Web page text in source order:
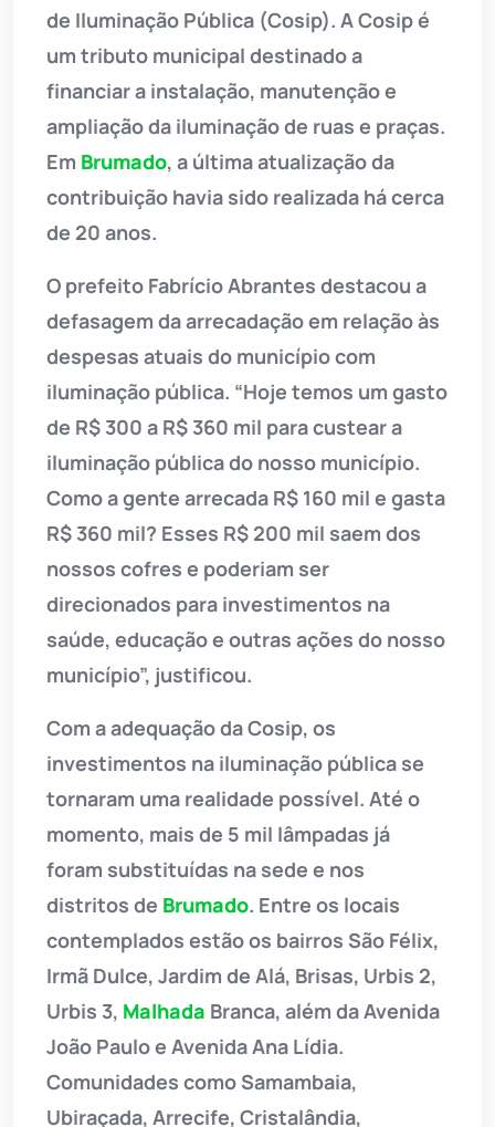
de Iluminação Pública (Cosip). A Cosip é
um tributo municipal destinado a
financiar a instalação, manutenção e
ampliação da iluminação de ruas e praças.
Em Brumado, a última atualização da
contribuição havia sido realizada há cerca
de 20 anos.
O prefeito Fabrício Abrantes destacou a
defasagem da arrecadação em relação às
despesas atuais do município com
iluminação pública. “Hoje temos um gasto
de R$ 300 a R$ 360 mil para custear a
iluminação pública do nosso município.
Como a gente arrecada R$ 160 mil e gasta
R$ 360 mil? Esses R$ 200 mil saem dos
nossos cofres e poderiam ser
direcionados para investimentos na
saúde, educação e outras ações do nosso
município”, justificou.
Com a adequação da Cosip, os
investimentos na iluminação pública se
tornaram uma realidade possível. Até o
momento, mais de 5 mil lâmpadas já
foram substituídas na sede e nos
distritos de Brumado. Entre os locais
contemplados estão os bairros São Félix,
Irmã Dulce, Jardim de Alá, Brisas, Urbis 2,
Urbis 3, Malhada Branca, além da Avenida
João Paulo e Avenida Ana Lídia.
Comunidades como Samambaia,
Ubiraçada, Arrecife, Cristalândia,